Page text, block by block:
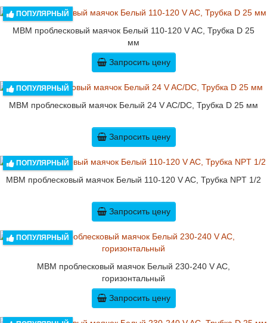
ПОПУЛЯРНЫЙ
MBM проблесковый маячок Белый 110-120 V AC, Трубка D 25
мм
Запросить цену
ПОПУЛЯРНЫЙ
MBM проблесковый маячок Белый 24 V AC/DC, Трубка D 25 мм
Запросить цену
ПОПУЛЯРНЫЙ
MBM проблесковый маячок Белый 110-120 V AC, Трубка NPT 1/2
Запросить цену
ПОПУЛЯРНЫЙ
MBM проблесковый маячок Белый 230-240 V AC,
горизонтальный
Запросить цену